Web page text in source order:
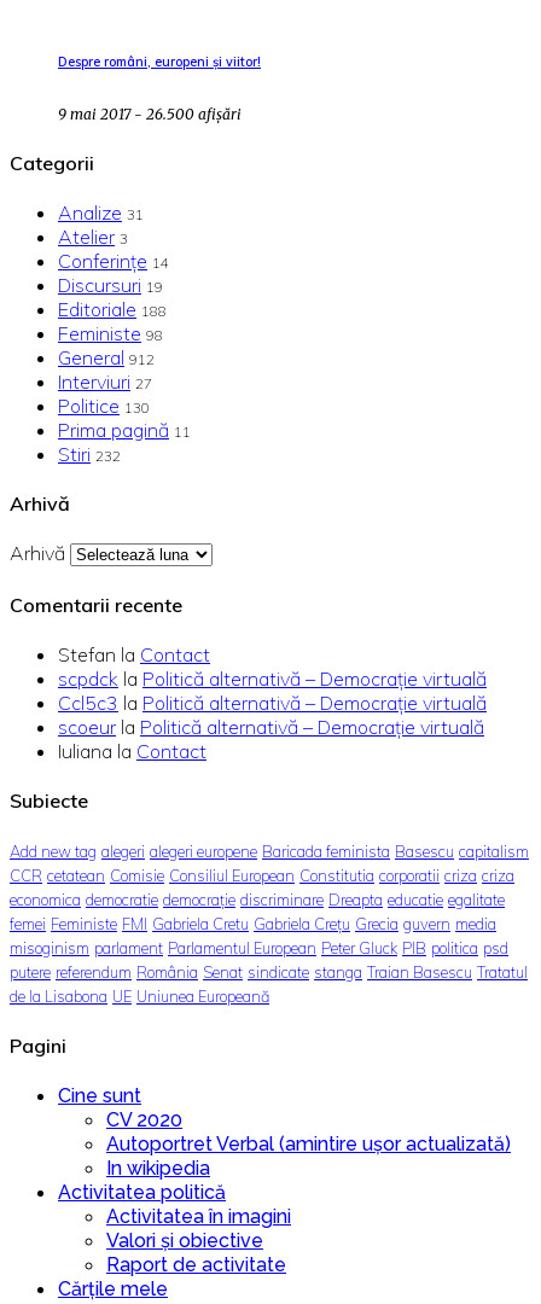
Despre români, europeni și viitor!
9 mai 2017 - 26.500 afișări
Categorii
Analize 31
Atelier 3
Conferințe 14
Discursuri 19
Editoriale 188
Feministe 98
General 912
Interviuri 27
Politice 130
Prima pagină 11
Stiri 232
Arhivă
Arhivă
Comentarii recente
Stefan la Contact
scpdck la Politică alternativă – Democraţie virtuală
Ccl5c3 la Politică alternativă – Democraţie virtuală
scoeur la Politică alternativă – Democraţie virtuală
Iuliana la Contact
Subiecte
Add new tag alegeri alegeri europene Baricada feminista Basescu capitalism
CCR cetatean Comisie Consiliul European Constitutia corporatii criza criza
economica democratie democrație discriminare Dreapta educatie egalitate
femei Feministe FMI Gabriela Cretu Gabriela Crețu Grecia guvern media
misoginism parlament Parlamentul European Peter Gluck PIB politica psd
putere referendum România Senat sindicate stanga Traian Basescu Tratatul
de la Lisabona UE Uniunea Europeană
Pagini
Cine sunt
CV 2020
Autoportret Verbal (amintire ușor actualizată)
In wikipedia
Activitatea politică
Activitatea în imagini
Valori și obiective
Raport de activitate
Cărțile mele